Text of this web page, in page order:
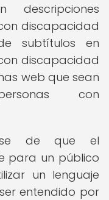
discapacidad
subtítulos en
discapacidad
web que sean
con
de que el
para un público
un lenguaje
entendido por